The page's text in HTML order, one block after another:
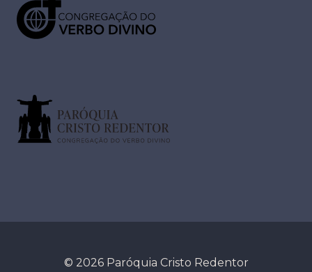
© 2026 Paróquia Cristo Redentor